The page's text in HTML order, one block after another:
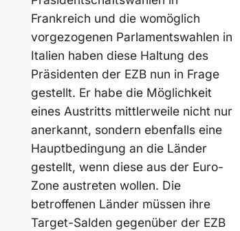
Frankreich und die womöglich
vorgezogenen Parlamentswahlen in
Italien haben diese Haltung des
Präsidenten der EZB nun in Frage
gestellt. Er habe die Möglichkeit
eines Austritts mittlerweile nicht nur
anerkannt, sondern ebenfalls eine
Hauptbedingung an die Länder
gestellt, wenn diese aus der Euro-
Zone austreten wollen. Die
betroffenen Länder müssen ihre
Target-Salden gegenüber der EZB